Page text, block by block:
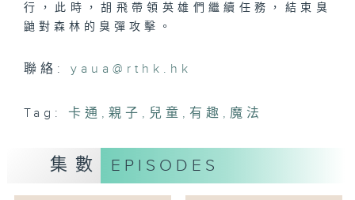
行，此時，胡飛帶領英雄們繼續任務，結束臭
鼬對森林的臭彈攻擊。
聯絡:yaua@rthk.hk
Tag: 卡通 ,親子 , 兒童 , 有趣 , 魔法
集數 EPISODES